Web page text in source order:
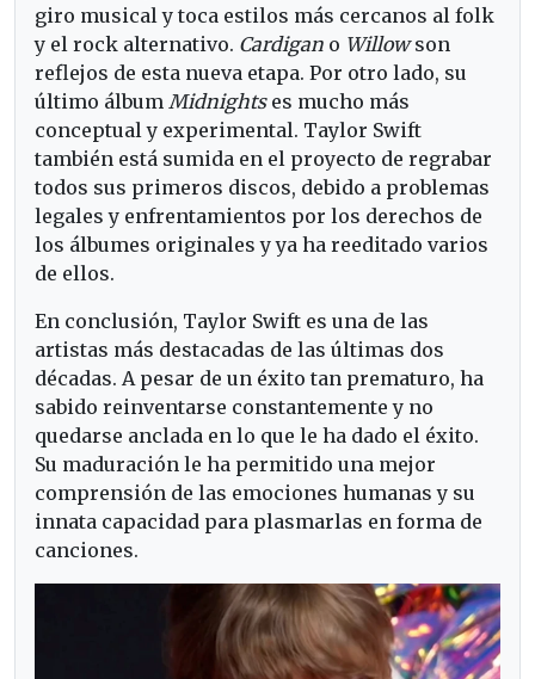
giro musical y toca estilos más cercanos al folk
y el rock alternativo. Cardigan o Willowson
reflejos de esta nueva etapa. Por otro lado, su
último álbum Midnightses mucho más
conceptual y experimental. Taylor Swift
también está sumida en el proyecto de regrabar
todos sus primeros discos, debido a problemas
legales y enfrentamientos por los derechos de
los álbumes originales y ya ha reeditado varios
de ellos.
En conclusión, Taylor Swift es una de las
artistas más destacadas de las últimas dos
décadas. A pesar de un éxito tan prematuro, ha
sabido reinventarse constantemente y no
quedarse anclada en lo que le ha dado el éxito.
Su maduración le ha permitido una mejor
comprensión de las emociones humanas y su
innata capacidad para plasmarlas en forma de
canciones.